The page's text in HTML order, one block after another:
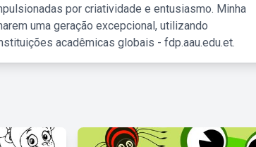
por criatividade e entusiasmo. Minha
uma geração excepcional, utilizando
acadêmicas globais - fdp.aau.edu.et.